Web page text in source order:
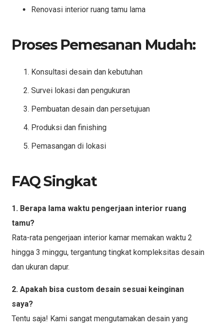
Renovasi interior ruang tamu lama
Proses Pemesanan Mudah:
Konsultasi desain dan kebutuhan
Survei lokasi dan pengukuran
Pembuatan desain dan persetujuan
Produksi dan finishing
Pemasangan di lokasi
FAQ Singkat
1. Berapa lama waktu pengerjaan interior ruang
tamu?
Rata-rata pengerjaan interior kamar memakan waktu 2
hingga 3 minggu, tergantung tingkat kompleksitas desain
dan ukuran dapur.
2. Apakah bisa custom desain sesuai keinginan
saya?
Tentu saja! Kami sangat mengutamakan desain yang